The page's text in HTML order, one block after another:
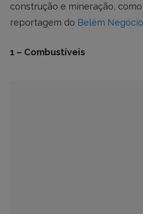
construção e mineração,
reportagem do Belém
1 – Combustíveis